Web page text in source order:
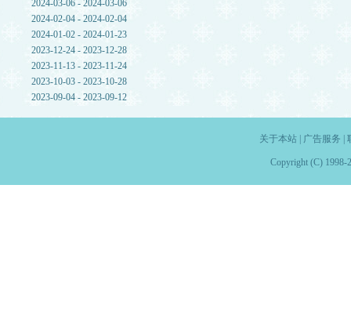
2024-03-06 - 2024-03-06
2024-02-04 - 2024-02-04
2024-01-02 - 2024-01-23
2023-12-24 - 2023-12-28
2023-11-13 - 2023-11-24
2023-10-03 - 2023-10-28
2023-09-04 - 2023-09-12
关于本站| 广告服务
Copyright (C) 1998-